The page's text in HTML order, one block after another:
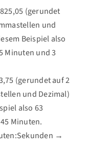
(gerundet
und
Beispiel also
Minuten und 3
(gerundet auf 2
und Dezimal)
also 63
Minuten.
→